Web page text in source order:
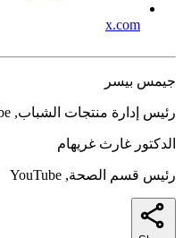
x.com
جيمس بيسر
رئيس إدارة منتجات الشباب, YouTube
الدكتور غارث غريهام
رئيس قسم الصحة, YouTube